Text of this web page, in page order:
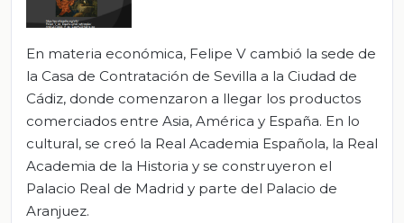
En materia económica, Felipe V cambió la sede de
la Casa de Contratación de Sevilla a la Ciudad de
Cádiz, donde comenzaron a llegar los productos
comerciados entre Asia, América y España. En lo
cultural, se creó la Real Academia Española, la Real
Academia de la Historia y se construyeron el
Palacio Real de Madrid y parte del Palacio de
Aranjuez.